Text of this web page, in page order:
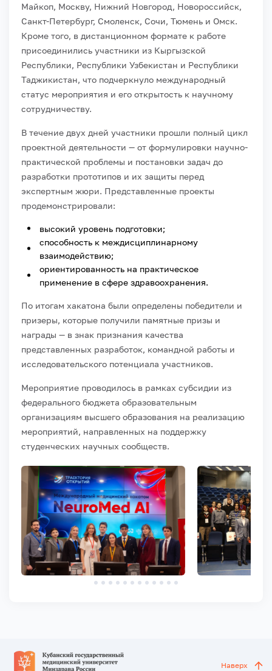
Майкоп, Москву, Нижний Новгород, Новороссийск,
Санкт-Петербург, Смоленск, Сочи, Тюмень и Омск.
Кроме того, в дистанционном формате к работе
присоединились участники из Кыргызской
Республики, Республики Узбекистан и Республики
Таджикистан, что подчеркнуло международный
статус мероприятия и его открытость к научному
сотрудничеству.
В течение двух дней участники прошли полный цикл
проектной деятельности — от формулировки научно-
практической проблемы и постановки задач до
разработки прототипов и их защиты перед
экспертным жюри. Представленные проекты
продемонстрировали:
высокий уровень подготовки;
способность к междисциплинарному
взаимодействию;
ориентированность на практическое
применение в сфере здравоохранения.
По итогам хакатона были определены победители и
призеры, которые получили памятные призы и
награды — в знак признания качества
представленных разработок, командной работы и
исследовательского потенциала участников.
Мероприятие проводилось в рамках субсидии из
федерального бюджета образовательным
организациям высшего образования на реализацию
мероприятий, направленных на поддержку
студенческих научных сообществ.
Наверх